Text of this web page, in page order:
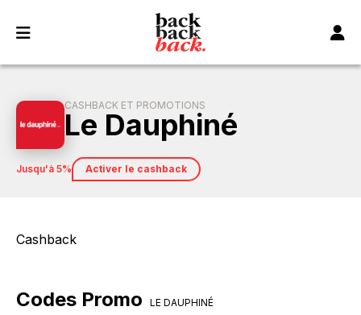
CASHBACK ET PROMOTIONS
Le Dauphiné
jusqu'à 5% Activer le cashback
Cashback
Codes Promo LE DAUPHINÉ